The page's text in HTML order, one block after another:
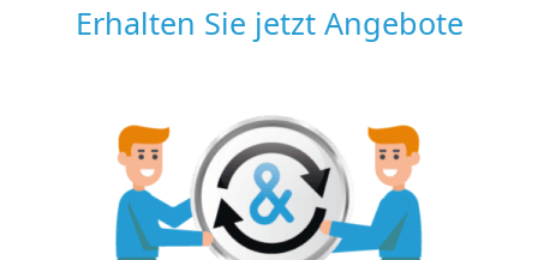
Erhalten Sie jetzt Angebote